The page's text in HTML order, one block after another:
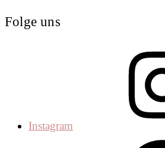
Folge uns
Instagram